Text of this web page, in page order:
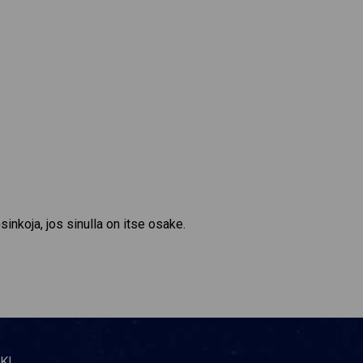
jos sinulla on itse osake.